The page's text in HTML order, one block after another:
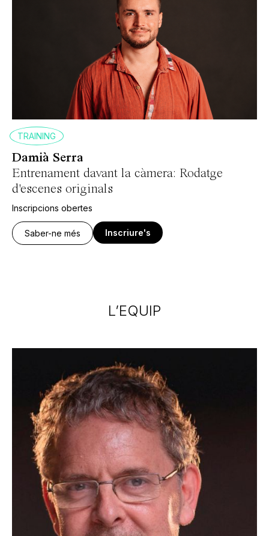
TRAINING
Damià Serra
Entrenament davant la càmera: Rodatge
d'escenes originals
Inscripcions obertes
Saber-ne més Inscriure's
L’EQUIP